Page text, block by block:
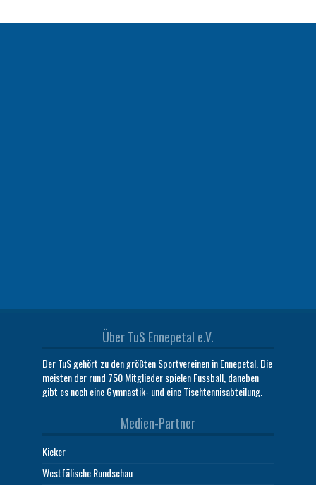
Über TuS Ennepetal e.V.
Der TuS gehört zu den größten Sportvereinen in Ennepetal. Die
meisten der rund 750 Mitglieder spielen Fussball, daneben
gibt es noch eine Gymnastik- und eine Tischtennisabteilung.
Medien-Partner
Kicker
Westfälische Rundschau